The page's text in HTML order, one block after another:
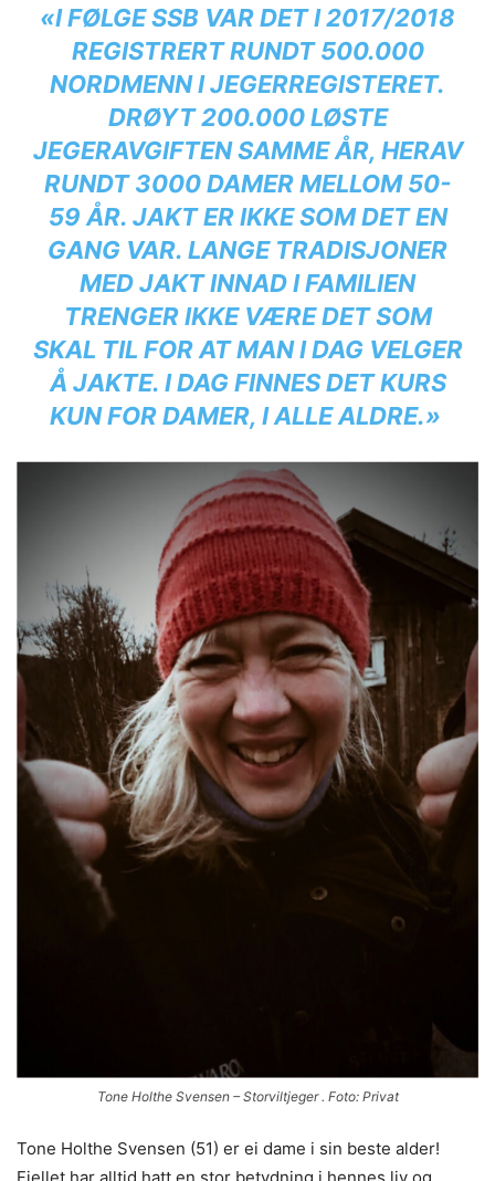
«I FØLGE SSB VAR DET I 2017/2018
REGISTRERT RUNDT 500.000
NORDMENN IJEGERREGISTERET.
DRØYT 200.000 LØSTE
JEGERAVGIFTEN SAMME ÅR, HERAV
RUNDT 3000 DAMER MELLOM 50-
59 ÅR. JAKT ER IKKE SOM DET EN
GANG VAR. LANGE TRADISJONER
MED JAKT INNAD I FAMILIEN
TRENGER IKKE VÆRE DET SOM
SKAL TIL FOR AT MAN I DAG VELGER
Å JAKTE. I DAG FINNES DET KURS
KUN FOR DAMER, I ALLE ALDRE.»
Tone Holthe Svensen – Storviltjeger . Foto: Privat
Tone Holthe Svensen (51) er ei dame i sin beste alder!